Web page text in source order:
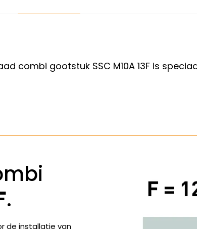
combi gootstuk SSC M10A 13F is
.
de installatie van